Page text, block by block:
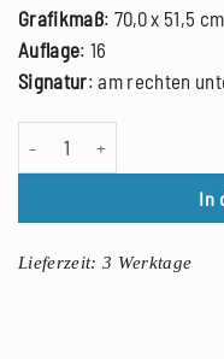
Grafikmaß: 70,0 x 51,5 cm
Auflage: 16
Signatur: am rechten
In
Lieferzeit:3 Werktage